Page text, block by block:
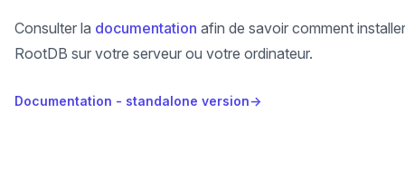
Consulter la documentation afin de savoir comment installer
RootDB sur votre serveur ou votre ordinateur.
Documentation - standalone version→